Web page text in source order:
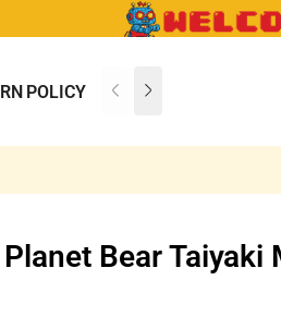
POLICY CONTACT US
Bear Taiyaki